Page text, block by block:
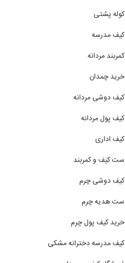
کوله پشتی
کیف مدرسه
کمربند مردانه
خرید چمدان
کیف دوشی مردانه
کیف پول مردانه
کیف اداری
ست کیف و کمربند
کیف دوشی چرم
ست هدیه چرم
خرید کیف پول چرم
کیف مدرسه دخترانه مشکی